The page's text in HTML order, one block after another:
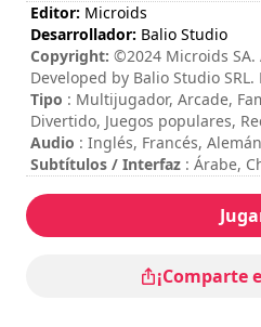
Editor: Microids
Desarrollador: Balio Studio
Copyright: ©2024 Microids
Developed by Balio Studio
All rights reserved. ©Peyo –
I.M.P.S. (Brussels)
Tipo : Multijugador, Arcade,
Divertido, Juegos populares,
Audio : Inglés, Francés, Alemán
Subtítulos / Interfaz : Árabe,
Session duration
: 10 - 30
Duración total
Modo multijugador: Local,
¡Comparte